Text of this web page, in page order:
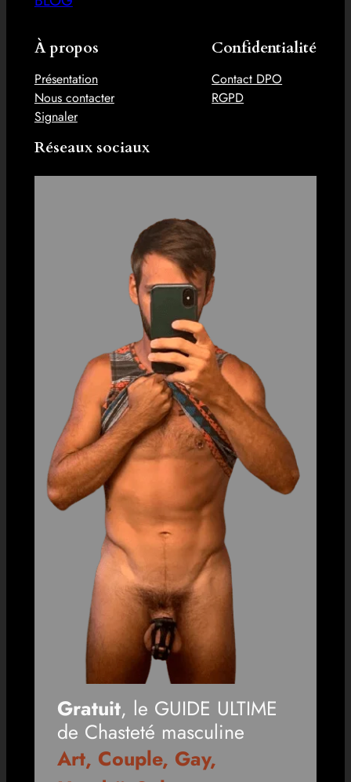
À propos
Présentation
Nous contacter
Signaler
Confidentialité
Contact DPO
RGPD
Réseaux sociaux
Gratuit, le GUIDE ULTIME
de Chasteté masculine
Art, Couple, Gay,